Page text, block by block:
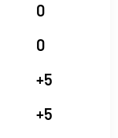
0
0
+5
+5